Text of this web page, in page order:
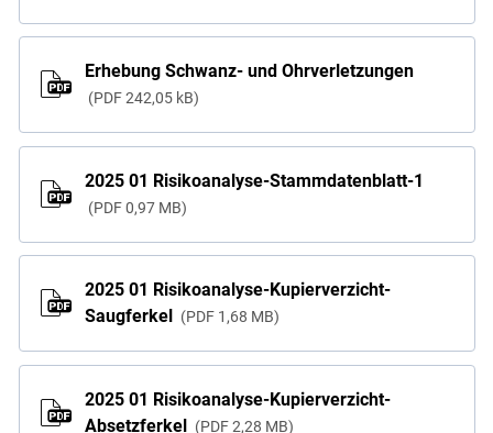
Skip to main content
Erhebung Schwanz- und Ohrverletzungen
PDF 242,05 kB
2025 01 Risikoanalyse-Stammdatenblatt-1
PDF 0,97 MB
2025 01 Risikoanalyse-Kupierverzicht-
Saugferkel
PDF 1,68 MB
2025 01 Risikoanalyse-Kupierverzicht-
Absetzferkel
PDF 2,28 MB